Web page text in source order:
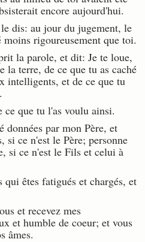
encore aujourd'hui.
dis: au jour du jugement, le
moins rigoureusement que toi.
la parole, et dit: Je te loue,
la terre, de ce que tu as caché
intelligents, et de ce que tu
que tu l'as voulu ainsi.
données par mon Père, et
si ce n'est le Père; personne
si ce n'est le Fils et celui à
qui êtes fatigués et chargés, et
et recevez mes
et humble de coeur; et vous
âmes.